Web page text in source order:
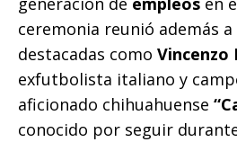
ceremonia reunió además
destacadas como Vincenzo
exfutbolista italiano y
aficionado chihuahuense
conocido por seguir